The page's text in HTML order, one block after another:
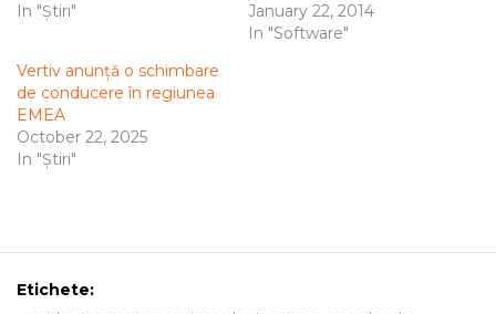
In "Știri"
January 22, 2014
In "Software"
Vertiv anunță o schimbare
de conducere în regiunea
EMEA
October 22, 2025
In "Știri"
Etichete: